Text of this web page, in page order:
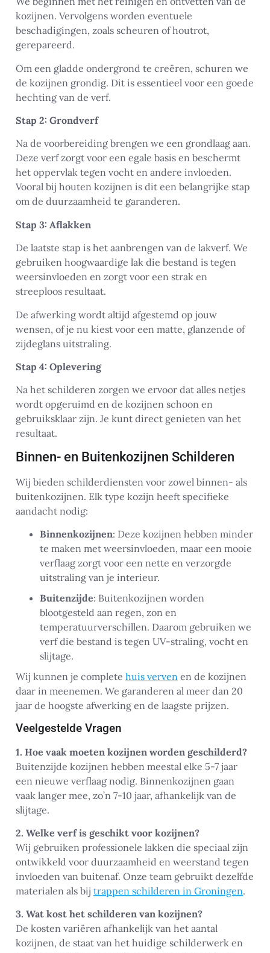
kozijnen. Vervolgens worden eventuele
beschadigingen, zoals scheuren of houtrot,
gerepareerd.
Om een gladde ondergrond te creëren, schuren we
de kozijnen grondig. Dit is essentieel voor een goede
hechting van de verf.
Stap 2: Grondverf
Na de voorbereiding brengen we een grondlaag aan.
Deze verf zorgt voor een egale basis en beschermt
het oppervlak tegen vocht en andere invloeden.
Vooral bij houten kozijnen is dit een belangrijke stap
om de duurzaamheid te garanderen.
Stap 3: Aflakken
De laatste stap is het aanbrengen van de lakverf. We
gebruiken hoogwaardige lak die bestand is tegen
weersinvloeden en zorgt voor een strak en
streeploos resultaat.
De afwerking wordt altijd afgestemd op jouw
wensen, of je nu kiest voor een matte, glanzende of
zijdeglans uitstraling.
Stap 4: Oplevering
Na het schilderen zorgen we ervoor dat alles netjes
wordt opgeruimd en de kozijnen schoon en
gebruiksklaar zijn. Je kunt direct genieten van het
resultaat.
Binnen- en Buitenkozijnen Schilderen
Wij bieden schilderdiensten voor zowel binnen- als
buitenkozijnen. Elk type kozijn heeft specifieke
aandacht nodig:
Binnenkozijnen: Deze kozijnen hebben minder
te maken met weersinvloeden, maar een mooie
verflaag zorgt voor een nette en verzorgde
uitstraling van je interieur.
Buitenzijde: Buitenkozijnen worden
blootgesteld aan regen, zon en
temperatuurverschillen. Daarom gebruiken we
verf die bestand is tegen UV-straling, vocht en
slijtage.
Wij kunnen je complete huis verven en de kozijnen
daar in meenemen. We garanderen al meer dan 20
jaar de hoogste afwerking en de laagste prijzen.
Veelgestelde Vragen
1. Hoe vaak moeten kozijnen worden geschilderd?
Buitenzijde kozijnen hebben meestal elke 5-7 jaar
een nieuwe verflaag nodig. Binnenkozijnen gaan
vaak langer mee, zo’n 7-10 jaar, afhankelijk van de
slijtage.
2. Welke verf is geschikt voor kozijnen?
Wij gebruiken professionele lakken die speciaal zijn
ontwikkeld voor duurzaamheid en weerstand tegen
invloeden van buitenaf. Onze team gebruikt dezelfde
materialen als bij trappen schilderen in Groningen.
3. Wat kost het schilderen van kozijnen?
De kosten variëren afhankelijk van het aantal
kozijnen, de staat van het huidige schilderwerk en